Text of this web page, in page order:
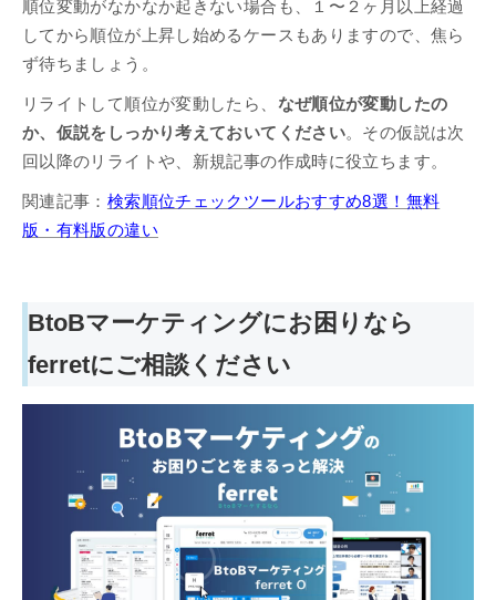
順位変動がなかなか起きない場合も、１〜２ヶ月以上経過
してから順位が上昇し始めるケースもありますので、焦ら
ず待ちましょう。
リライトして順位が変動したら、 なぜ順位が変動したの
か、仮説をしっかり考えておいてください。その仮説は次
回以降のリライトや、新規記事の作成時に役立ちます。
関連記事： 検索順位チェックツールおすすめ8選！無料
版・有料版の違い
BtoBマーケティングにお困りなら
ferretにご相談ください